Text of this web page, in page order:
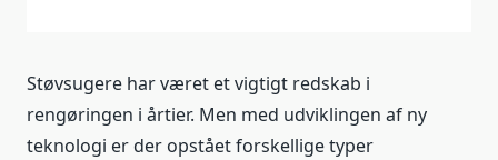
Støvsugere har været et vigtigt redskab i
rengøringen i årtier. Men med udviklingen af ny
teknologi er der opstået forskellige typer